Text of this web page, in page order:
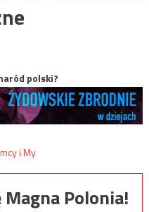
polski?
Polonia!